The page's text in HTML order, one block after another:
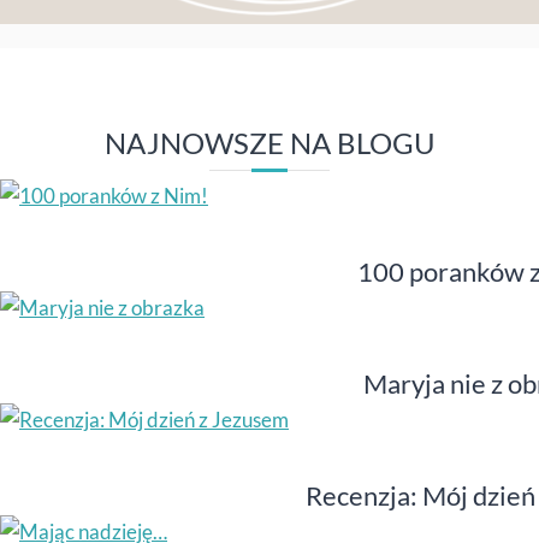
NAJNOWSZE NA BLOGU
100 poranków
Maryja nie z
Recenzja: Mój